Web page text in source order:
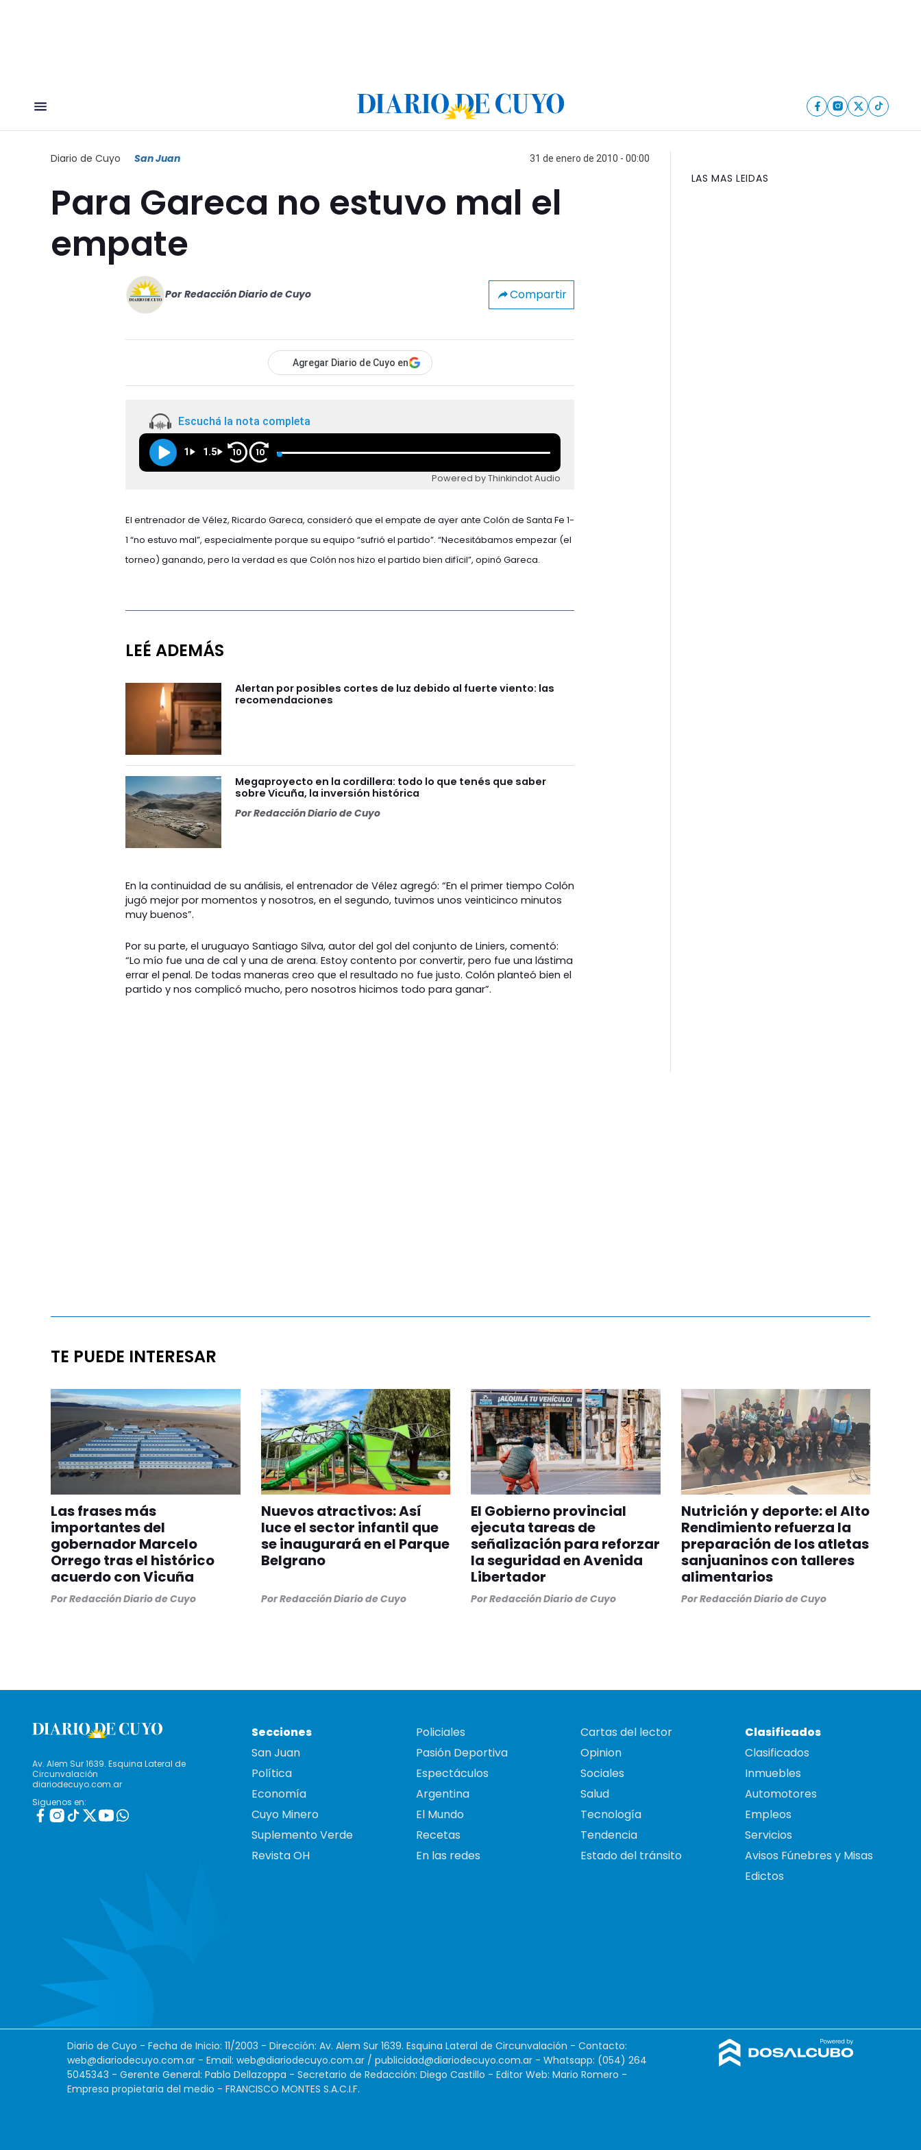
Diario de Cuyo San Juan 31 de enero de 2010 - 00:00
Para Gareca no estuvo mal el
empate
Por Redacción Diario de Cuyo Compartir
Agregar Diario de Cuyo en
Escuchá la nota completa
1 1.5 10 10
Powered by Thinkindot Audio
El entrenador de Vélez, Ricardo Gareca, consideró que el empate de ayer ante Colón de Santa Fe 1-
1 “no estuvo mal”, especialmente porque su equipo “sufrió el partido”. “Necesitábamos empezar (el
torneo) ganando, pero la verdad es que Colón nos hizo el partido bien difícil”, opinó Gareca.
LEÉ ADEMÁS
Alertan por posibles cortes de luz debido al fuerte viento: las
recomendaciones
Megaproyecto en la cordillera: todo lo que tenés que saber
sobre Vicuña, la inversión histórica
PorRedacción Diario de Cuyo
En la continuidad de su análisis, el entrenador de Vélez agregó: “En el primer tiempo Colón
jugó mejor por momentos y nosotros, en el segundo, tuvimos unos veinticinco minutos
muy buenos”.
Por su parte, el uruguayo Santiago Silva, autor del gol del conjunto de Liniers, comentó:
“Lo mío fue una de cal y una de arena. Estoy contento por convertir, pero fue una lástima
errar el penal. De todas maneras creo que el resultado no fue justo. Colón planteó bien el
partido y nos complicó mucho, pero nosotros hicimos todo para ganar”.
LAS MAS LEIDAS
TE PUEDE INTERESAR
Las frases más
importantes del
gobernador Marcelo
Orrego tras el histórico
acuerdo con Vicuña
PorRedacción Diario de Cuyo
Nuevos atractivos: Así
luce el sector infantil que
se inaugurará en el Parque
Belgrano
PorRedacción Diario de Cuyo
El Gobierno provincial
ejecuta tareas de
señalización para reforzar
la seguridad en Avenida
Libertador
PorRedacción Diario de Cuyo
Nutrición y deporte: el Alto
Rendimiento refuerza la
preparación de los atletas
sanjuaninos con talleres
alimentarios
PorRedacción Diario de Cuyo
Av. Alem Sur 1639. Esquina Lateral de
Circunvalación
diariodecuyo.com.ar
Siguenos en:
Secciones
San Juan
Política
Economía
Cuyo Minero
Suplemento Verde
Revista OH
Policiales
Pasión Deportiva
Espectáculos
Argentina
El Mundo
Recetas
En las redes
Cartas del lector
Opinion
Sociales
Salud
Tecnología
Tendencia
Estado del tránsito
Clasificados
Clasificados
Inmuebles
Automotores
Empleos
Servicios
Avisos Fúnebres y Misas
Edictos
Diario de Cuyo - Fecha de Inicio: 11/2003 - Dirección: Av. Alem Sur 1639. Esquina Lateral de Circunvalación - Contacto:
web@diariodecuyo.com.ar - Email: web@diariodecuyo.com.ar / publicidad@diariodecuyo.com.ar - Whatsapp: (054) 264
5045343 - Gerente General: Pablo Dellazoppa - Secretario de Redacción: Diego Castillo - Editor Web: Mario Romero -
Empresa propietaria del medio - FRANCISCO MONTES S.A.C.I.F.